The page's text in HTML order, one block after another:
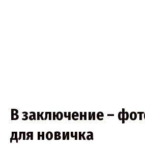
В заключение –
для новичка